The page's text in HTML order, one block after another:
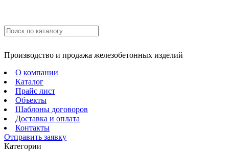
Производство и продажа железобетонных изделий
О компании
Каталог
Прайс лист
Объекты
Шаблоны договоров
Доставка и оплата
Контакты
Отправить заявку
Категории